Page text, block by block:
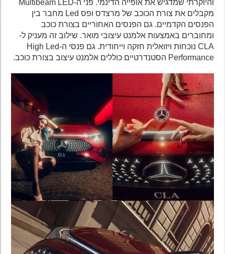
והיוקרתי שמדגיש את אופייה הדינמי. פני ה-Multibeam LED
מקבלים את צורת הכוכב של מרצדס ופס Led מחבר בין
הפנסים הקדמיים. גם הפנסים האחוריים בצורת כוכב
ומחוברים באמצעות אלמנט עיצובי מואר. שילוב זה מעניק ל-
CLA נוכחות ויזואלית חזקה וייחודית. גם פנסי ה-High Led
Performance הסטנדרטיים כוללים אלמנט עיצוב בצורת כוכב.